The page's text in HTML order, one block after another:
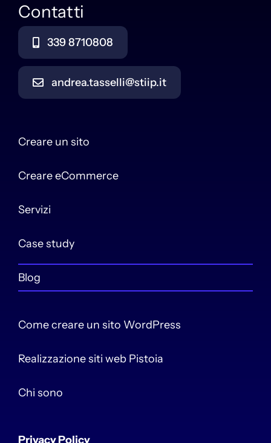
Contatti
339 8710808
andrea.tasselli@stiip.it
Creare un sito
Creare eCommerce
Servizi
Case study
Blog
Come creare un sito WordPress
Realizzazione siti web Pistoia
Chi sono
Privacy Policy